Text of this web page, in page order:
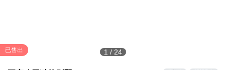
1 / 24
已售出